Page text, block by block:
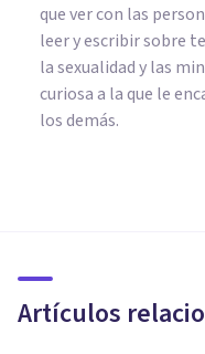
que ver con las
leer y escribir sobre
la sexualidad y las
curiosa a la que le
los demás.
Artículos
cognitivo,